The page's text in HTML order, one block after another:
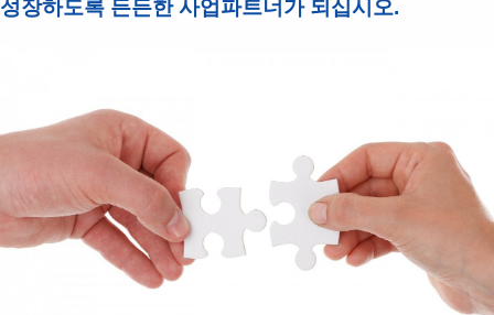
성장하도록 든든한 사업파트너가 되십시오.